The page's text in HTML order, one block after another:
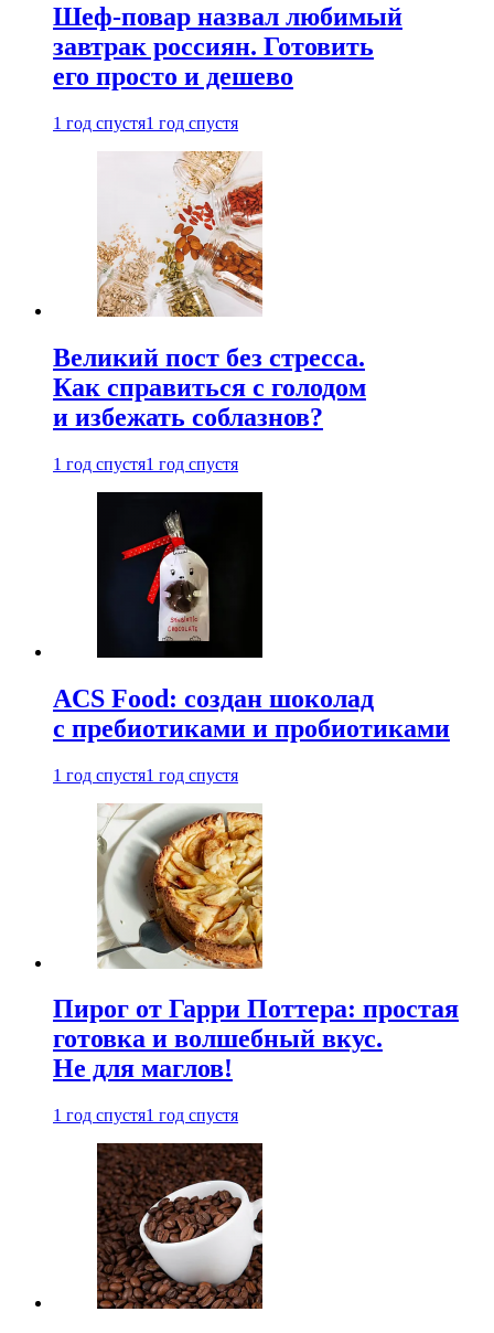
Шеф-повар назвал любимый
завтрак россиян. Готовить
его просто и дешево
1 год спустя1 год спустя
Великий пост без стресса.
Как справиться с голодом
и избежать соблазнов?
1 год спустя1 год спустя
ACS Food: создан шоколад
с пребиотиками и пробиотиками
1 год спустя1 год спустя
Пирог от Гарри Поттера: простая
готовка и волшебный вкус.
Не для маглов!
1 год спустя1 год спустя